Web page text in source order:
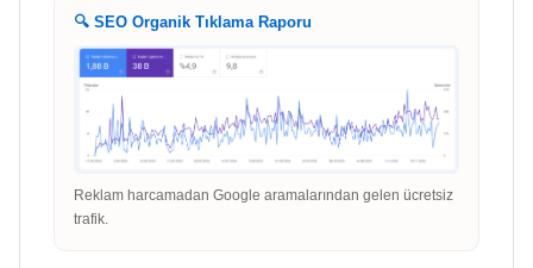
🔍 SEO Organik Tıklama Raporu
Reklam harcamadan Google aramalarından gelen ücretsiz
trafik.